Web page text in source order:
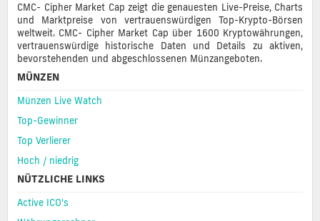
CMC- Cipher Market Cap zeigt die genauesten Live-Preise, Charts
und Marktpreise von vertrauenswürdigen Top-Krypto-Börsen
weltweit. CMC- Cipher Market Cap über 1600 Kryptowährungen,
vertrauenswürdige historische Daten und Details zu aktiven,
bevorstehenden und abgeschlossenen Münzangeboten.
MÜNZEN
Münzen Live Watch
Top-Gewinner
Top Verlierer
Hoch / niedrig
NÜTZLICHE LINKS
Active ICO's